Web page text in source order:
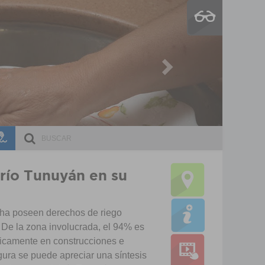
Tunuyán en su
poseen derechos de riego
la zona involucrada, el 94% es
en construcciones e
se puede apreciar una síntesis